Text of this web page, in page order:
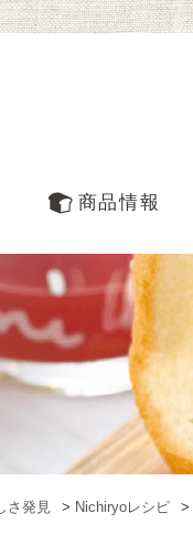
商品情報
さ発見 > Nichiryoレシピ >